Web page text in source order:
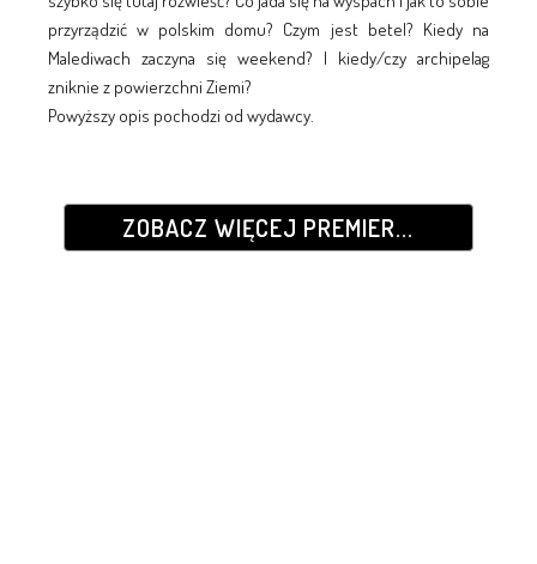
przyrządzić w polskim domu? Czym jest betel? Kiedy na
Malediwach zaczyna się weekend? I kiedy/czy archipelag
zniknie z powierzchni Ziemi?
Powyższy opis pochodzi od wydawcy.
ZOBACZ WIĘCEJ PREMIER...